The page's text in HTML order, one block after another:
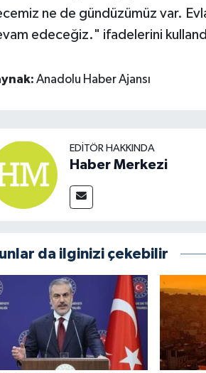
ne de gündüzümüz var.
edeceğiz." ifadelerini
Anadolu Haber Ajansı
EDITÖR HAKKINDA
Haber Merkezi
da ilginizi çekebilir